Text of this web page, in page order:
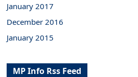
January 2017
December 2016
January 2015
MP Info Rss Feed